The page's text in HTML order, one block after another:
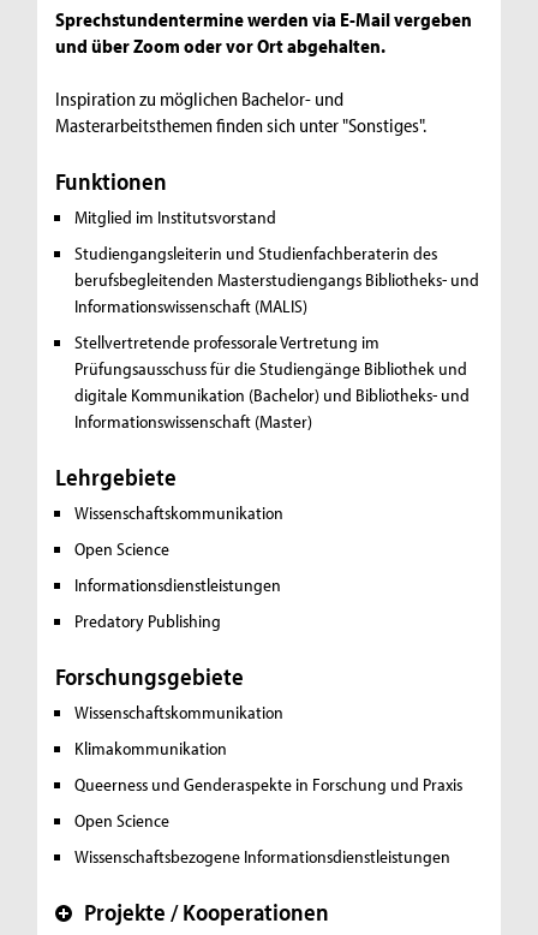
Sprechstundentermine werden via E-Mail vergeben
und über Zoom oder vor Ort abgehalten.
Inspiration zu möglichen Bachelor- und
Masterarbeitsthemen finden sich unter "Sonstiges".
Funktionen
Mitglied im Institutsvorstand
Studiengangsleiterin und Studienfachberaterin des
berufsbegleitenden Masterstudiengangs Bibliotheks- und
Informationswissenschaft (MALIS)
Stellvertretende professorale Vertretung im
Prüfungsausschuss für die Studiengänge Bibliothek und
digitale Kommunikation (Bachelor) und Bibliotheks- und
Informationswissenschaft (Master)
Lehrgebiete
Wissenschaftskommunikation
Open Science
Informationsdienstleistungen
Predatory Publishing
Forschungsgebiete
Wissenschaftskommunikation
Klimakommunikation
Queerness und Genderaspekte in Forschung und Praxis
Open Science
Wissenschaftsbezogene Informationsdienstleistungen
+ Projekte / Kooperationen